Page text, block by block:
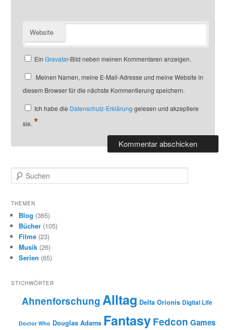
Website
EinGravatar-Bild neben meinen Kommentaren anzeigen.
Meinen Namen, meine E-Mail-Adresse und meine Website in
diesem Browser für die nächste Kommentierung speichern.
Ich habe die Datenschutz-Erklärung gelesen und akzeptiere
sie. *
u
h
THEMEN
Blog (365)
Bücher (105)
Filme (23)
Musik (26)
Serien (65)
STICHWÖRTER
AhnenforschungAlltag Delta Orionis Digital Life
Doctor Who Douglas Adams Fantasy Fedcon Games